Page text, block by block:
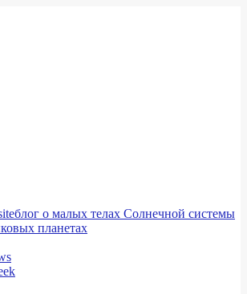
блог о малых телах Солнечной системы
планетах